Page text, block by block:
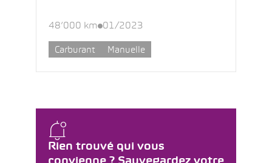
Rien trouvé qui vous
48’000 km 01/2023
Carburant Manuelle